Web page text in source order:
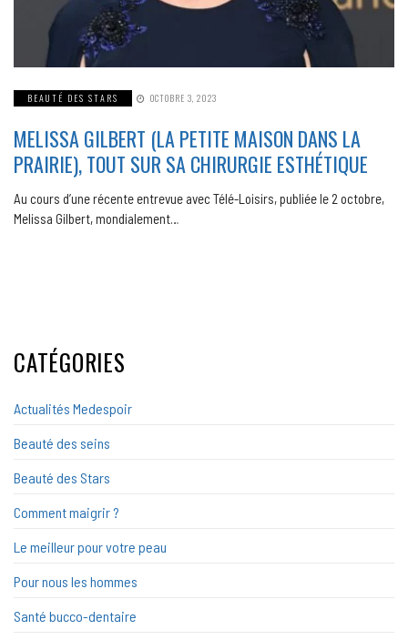
BEAUTÉ DES STARS OCTOBRE 3, 2023
MELISSA GILBERT (LA PETITE MAISON DANS LA
PRAIRIE), TOUT SUR SA CHIRURGIE ESTHÉTIQUE
Au cours d’une récente entrevue avec Télé-Loisirs, publiée le 2 octobre,
Melissa Gilbert, mondialement…
CATÉGORIES
Actualités Medespoir
Beauté des seins
Beauté des Stars
Comment maigrir ?
Le meilleur pour votre peau
Pour nous les hommes
Santé bucco-dentaire